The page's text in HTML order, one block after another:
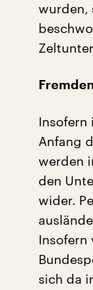
wurden,
Insofern
Anfang
werden
den
wider.
Insofern
sich da